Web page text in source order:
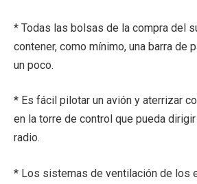
* Todas las bolsas de la compra del
contener, como mínimo, una barra de
un poco.
* Es fácil pilotar un avión y aterrizar
en la torre de control que pueda
radio.
* Los sistemas de ventilación de los